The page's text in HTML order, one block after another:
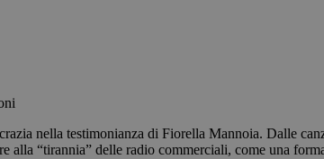
nella testimonianza di Fiorella Mannoia. Dalle
alla “tirannia” delle radio commerciali, come una